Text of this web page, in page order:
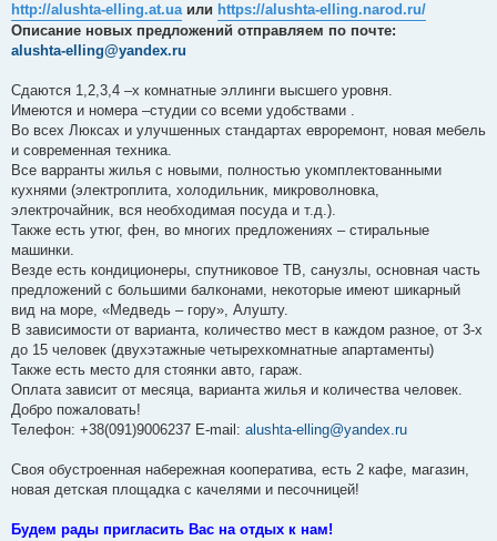
http://alushta-elling.at.uaили https://alushta-elling.narod.ru/
Описание новых предложений отправляем по почте:
alushta-elling@yandex.ru
Сдаются 1,2,3,4 –х комнатные эллинги высшего уровня.
Имеются и номера –студии со всеми удобствами .
Во всех Люксах и улучшенных стандартах евроремонт, новая мебель
и современная техника.
Все варранты жилья с новыми, полностью укомплектованными
кухнями (электроплита, холодильник, микроволновка,
электрочайник, вся необходимая посуда и т.д.).
Также есть утюг, фен, во многих предложениях – стиральные
машинки.
Везде есть кондиционеры, спутниковое ТВ, санузлы, основная часть
предложений с большими балконами, некоторые имеют шикарный
вид на море, «Медведь – гору», Алушту.
В зависимости от варианта, количество мест в каждом разное, от 3-х
до 15 человек (двухэтажные четырехкомнатные апартаменты)
Также есть место для стоянки авто, гараж.
Оплата зависит от месяца, варианта жилья и количества человек.
Добро пожаловать!
Телефон: +38(091)9006237 E-mail: alushta-elling@yandex.ru
Своя обустроенная набережная кооператива, есть 2 кафе, магазин,
новая детская площадка с качелями и песочницей!
Будем рады пригласить Вас на отдых к нам!